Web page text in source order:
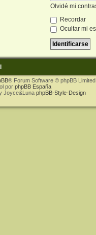
Olvidé mi
Recordar
Ocultar mi
® Forum Software © phpBB Limited
por phpBB España
Joyce&Luna phpBB-Style-Design